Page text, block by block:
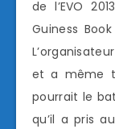
de l’EVO
Guiness
et a même
pourrait le
qu’il a pris